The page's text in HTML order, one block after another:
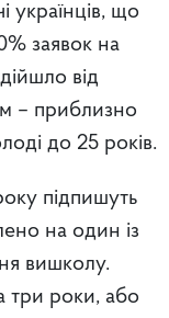
українців, що
заявок на
від
– приблизно
до 25 років.
підпишуть
на один із
вишколу.
три роки, або